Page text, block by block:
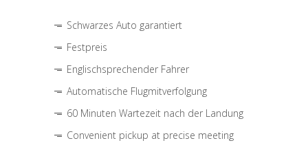
Schwarzes Auto garantiert
Festpreis
Englischsprechender Fahrer
Automatische Flugmitverfolgung
60 Minuten Wartezeit nach der Landung
Convenient pickup at precise meeting